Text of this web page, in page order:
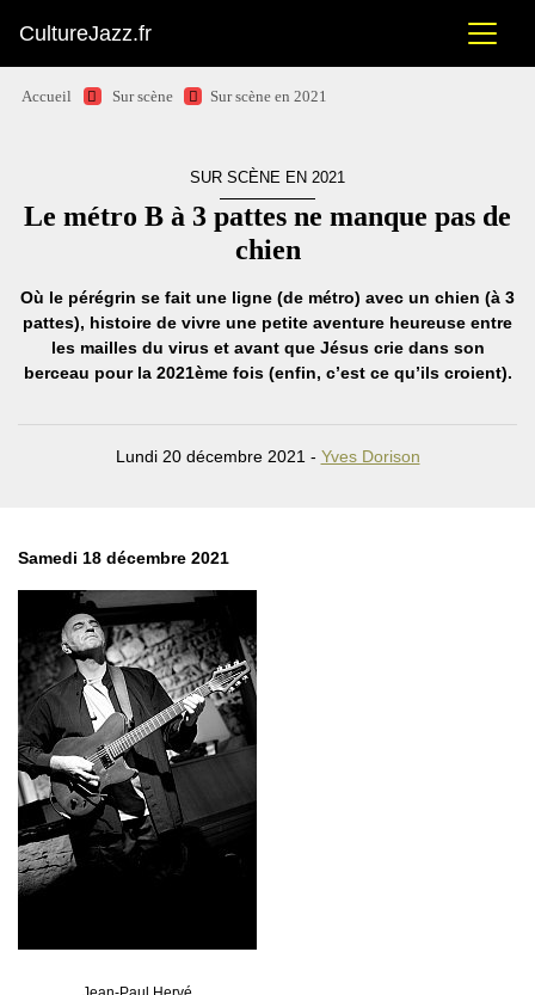
CultureJazz.fr
Accueil Sur scène Sur scène en 2021
SUR SCÈNE EN 2021
Le métro B à 3 pattes ne manque pas de
chien
Où le pérégrin se fait une ligne (de métro) avec un chien (à 3
pattes), histoire de vivre une petite aventure heureuse entre
les mailles du virus et avant que Jésus crie dans son
berceau pour la 2021ème fois (enfin, c’est ce qu’ils croient).
Lundi 20 décembre 2021 - Yves Dorison
Samedi 18 décembre 2021